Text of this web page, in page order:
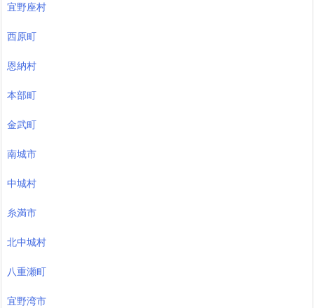
宜野座村
西原町
恩納村
本部町
金武町
南城市
中城村
糸満市
北中城村
八重瀬町
宜野湾市